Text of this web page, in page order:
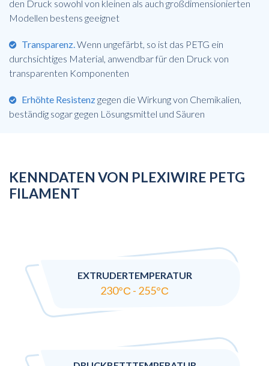
den Druck sowohl von kleinen als auch großdimensionierten
Modellen bestens geeignet
Transparenz. Wenn ungefärbt, so ist das PETG ein
durchsichtiges Material, anwendbar für den Druck von
transparenten Komponenten
Erhöhte Resistenzgegen die Wirkung von Chemikalien,
beständig sogar gegen Lösungsmittel und Säuren
KENNDATEN VON PLEXIWIRE PETG
FILAMENT
EXTRUDERTEMPERATUR
230°С - 255°С